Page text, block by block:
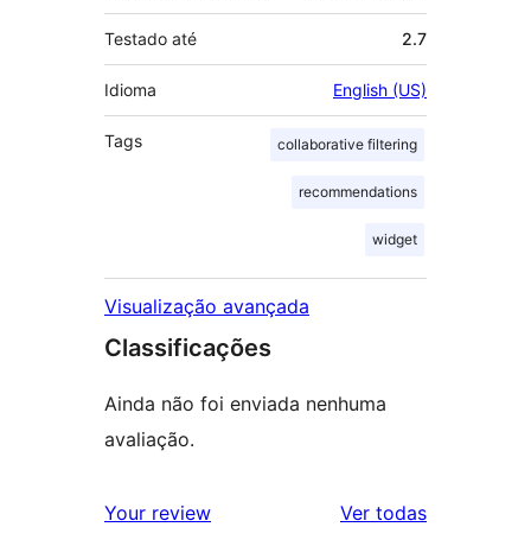
Testado até 2.7
Idioma English (US)
Tags collaborative filtering
recommendations
widget
Visualização avançada
Classificações
Ainda não foi enviada nenhuma
avaliação.
Your review Ver todasavaliações